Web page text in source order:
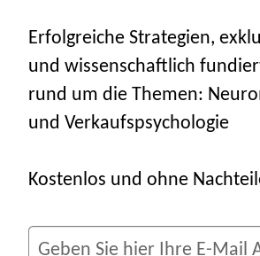
Erfolgreiche Strategien,
und wissenschaftlich
rund um die Themen:
und Verkaufspsychologie
Kostenlos und ohne